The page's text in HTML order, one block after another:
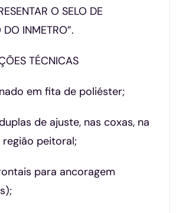
O SELO DE
INMETRO”.
TÉCNICAS
em fita de poliéster;
de ajuste, nas coxas, na
peitoral;
para ancoragem